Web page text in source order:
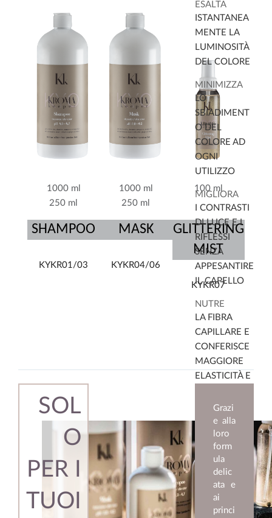
accentua luminosità
e brillantezza del
colore.
1000 ml
250 ml
SHAMPOO
KYKR01/03
1000 ml
250 ml
MASK
KYKR04/06
100 ml
GLITTERING
MIST
KYKR07
ESALTA
ISTANTANEA
MENTE LA
LUMINOSITÀ
DEL COLORE
MINIMIZZA
LO
SBIADIMENT
O DEL
COLORE AD
OGNI
UTILIZZO
MIGLIORA
I CONTRASTI
DI LUCE E I
RIFLESSI
SENZA
APPESANTIRE
IL CAPELLO
NUTRE
LA FIBRA
CAPILLARE E
CONFERISCE
MAGGIORE
ELASTICITÀ E
CAPELLO
CONFERISCE
NUOVA
BRILLANTEZZ
A AL COLORE
COSMETICO
SOL
O
PER I
TUOI
Grazi
e alla
loro
form
ula
delic
ata e
ai
princi